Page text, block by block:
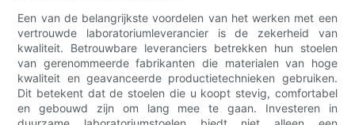
Een van de belangrijkste voordelen van het werken met een
vertrouwde laboratoriumleverancier is de zekerheid van
kwaliteit. Betrouwbare leveranciers betrekken hun stoelen
van gerenommeerde fabrikanten die materialen van hoge
kwaliteit en geavanceerde productietechnieken gebruiken.
Dit betekent dat de stoelen die u koopt stevig, comfortabel
en gebouwd zijn om lang mee te gaan. Investeren in